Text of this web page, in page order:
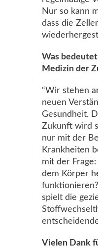
Nur so kann
dass die
Was
Medizin der
“Wir stehen
neuen
Gesundheit.
Zukunft wird
nur mit der
Krankheiten
mit der
dem Körper
spielt die
Vielen Dank